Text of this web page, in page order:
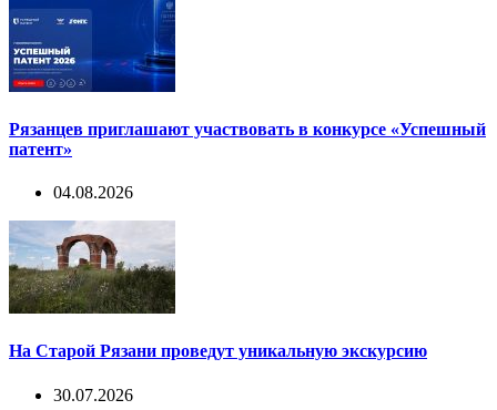
Рязанцев приглашают участвовать в конкурсе «Успешный
патент»
04.08.2026
На Старой Рязани проведут уникальную экскурсию
30.07.2026